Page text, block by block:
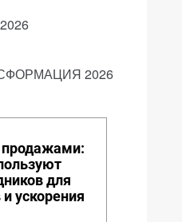
2026
продажами:
для
ускорения